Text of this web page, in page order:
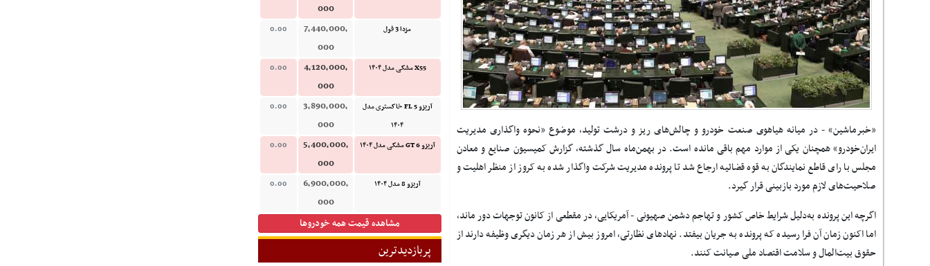
«خبرماشین» - در میانه هیاهوی صنعت خودرو و چالش‌های ریز و درشت تولید، موضوع «نحوه واگذاری مدیریت
ایران‌خودرو» همچنان یکی از موارد مهم باقی مانده است. در بهمن‌ماه سال گذشته، گزارش کمیسیون صنایع و معادن
مجلس با رای قاطع نمایندگان به قوه قضائیه ارجاع شد تا پرونده مدیریت شرکت‌ واگذار شده به کروز از منظر اهلیت و
صلاحیت‌های لازم مورد بازبینی قرار گیرد.
اگرچه این پرونده به‌دلیل شرایط خاص کشور و تهاجم دشمن صهیونی - آمریکایی، در مقطعی از کانون توجهات دور ماند،
اما اکنون زمان آن فرا رسیده که پرونده به جریان بیفتد. نهادهای نظارتی، امروز بیش از هر زمان دیگری وظیفه دارند از
حقوق بیت‌المال و سلامت اقتصاد ملی صیانت کنند.
000
مزدا 3 فول
7,440,000,
000
0.00
X55 مشکی مدل ۱۴۰۴
4,120,000,
000
0.00
آریزو 5 FL خاکستری مدل
۱۴۰۴
3,890,000,
000
0.00
آریزو 6 GT مشکی مدل ۱۴۰۴
5,400,000,
000
0.00
آریزو 8 مدل ۱۴۰۴
6,900,000,
000
0.00
مشاهده قیمت همه خودروها
پربازدیدترین